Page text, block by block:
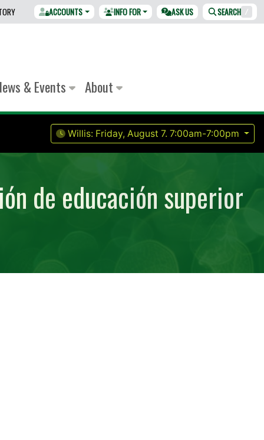
ACCOUNTS INFO FOR ASK US SEARCH /
& Events About
Willis: Friday, August 7. 7:00am-7:00pm
de educación superior